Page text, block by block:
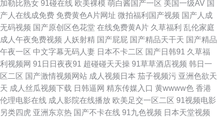
91白虎丝袜萝莉 东京热久久 欧美日韩瑞士久久 91黑丝高跟后入 九九热精品
一区 夜夜撸导航 91在线免费白丝 久久人人超碰 先锋影音av中文资源 97色
色超踫 玖玖资源影音先锋 91看频 久久香蕉网 性交影片 91在线老司机青青草
精品福利AV 91影音资源 九九re在线观看视频 亚洲一二区人妻 97亚洲超碰
欧美sss首页 91传媒在现观看 大香蕉1000 人妻国产一卡二卡三卡 91视频草
加勒比熟女 91碰在线 欧美裸模 萌白酱国产一区 美国一级AV 国
产人在线成免费 免费黄色A片网址 微拍福利国产视频 国产人成
无码视频 国产原创区色花堂 在线免费黄A片 久草福利 乱伦家庭
成人午夜免费视频 人妖射精 国产屁屁 国产精品天干天 国产精品
午夜一区 中文字幕无码人妻 日本不卡二区 国产日韩91 久草福
利视频网 91日日夜夜91 超碰碰天天操 91草草酒店视频 韩日一
区二区 国产激情视频网站 成人视频日本 茄子视频污 亚洲色欲天
天 成人丝瓜视频下载 日韩逼网 精东传媒入口 黄wwww色 香港
伦理电影在线 成人影院在线播放 欧美足交一区二区 91视频电影
另类四虎 亚洲东京热 国产不卡在线 91九色视频 日本天堂视频